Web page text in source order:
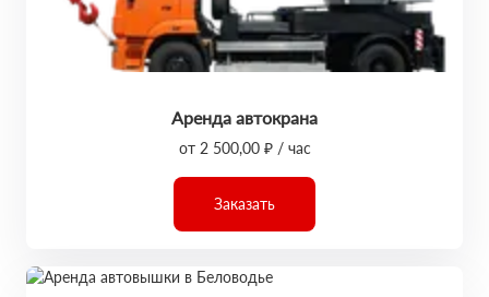
Аренда автокрана
от 2 500,00 ₽ / час
Заказать